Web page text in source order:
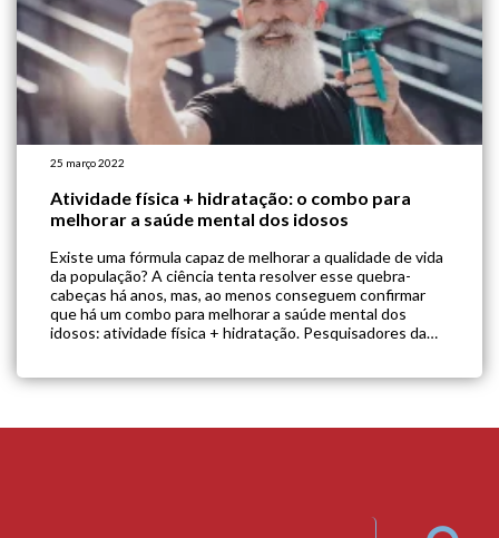
25 março 2022
Atividade física + hidratação: o combo para
melhorar a saúde mental dos idosos
Existe uma fórmula capaz de melhorar a qualidade de vida
da população? A ciência tenta resolver esse quebra-
cabeças há anos, mas, ao menos conseguem confirmar
que há um combo para melhorar a saúde mental dos
idosos: atividade física + hidratação. Pesquisadores da